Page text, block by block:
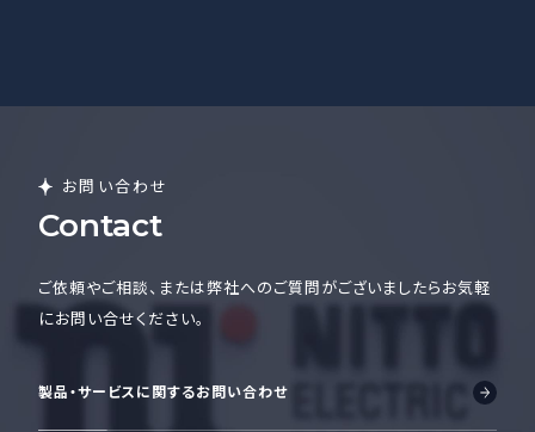
お問い合わせ
Contact
ご依頼やご相談、または弊社へのご質問がございましたらお気軽
にお問い合せください。
製品・サービスに関するお問い合わせ